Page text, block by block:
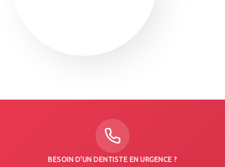
BESOIN D'UN DENTISTE EN URGENCE ?